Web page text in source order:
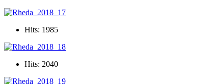
Hits: 1985
Hits: 2040